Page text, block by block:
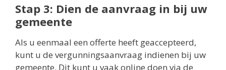
Stap 3: Dien de aanvraag in bij uw
gemeente
Als u eenmaal een offerte heeft geaccepteerd,
kunt u de vergunningsaanvraag indienen bij uw
gemeente. Dit kunt u vaak online doen via de